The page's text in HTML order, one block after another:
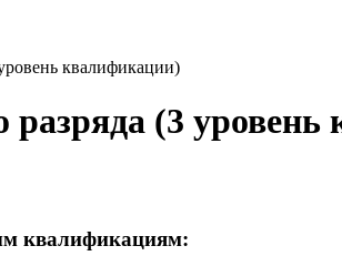
квалификации)
(3 уровень
квалификациям: